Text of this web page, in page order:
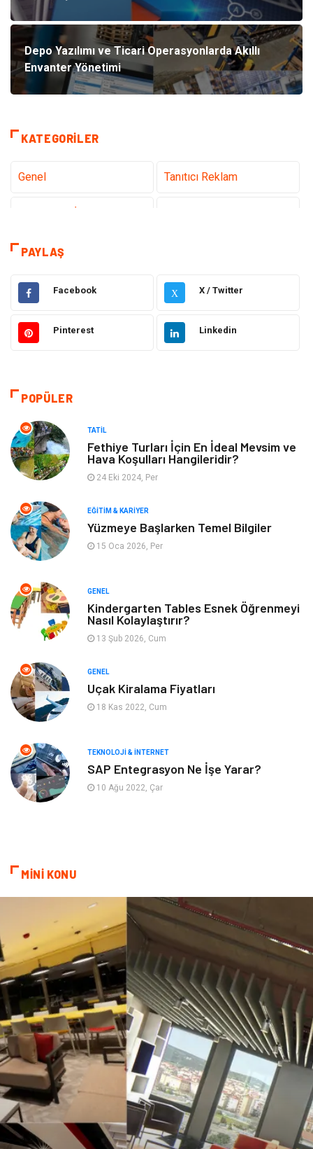
Depo Yazılımı ve Ticari Operasyonlarda Akıllı
Envanter Yönetimi
KATEGORILER
Genel Tanıtıcı Reklam
Eğitim & Kariyer
Hukuk Moda
Gündem Elektronik
Dekorasyon
Tatil
Alışveriş Gençlik & Eğlence
Genel Kültür
Metal Evlilik Rehberi
Yeme & İçme Anne & Çocuk
Ev İşleri Gayrimenkul
Organizasyon
Astroloji Aksesuar
Mobilya diş sağlığı
Bebek Giyim
Mermer
PAYLAŞ
Facebook X X / Twitter
Pinterest Linkedin
POPÜLER
TATIL
Fethiye Turları İçin En İdeal Mevsim ve
Hava Koşulları Hangileridir?
24 Eki 2024, Per
EĞITIM & KARIYER
Yüzmeye Başlarken Temel Bilgiler
15 Oca 2026, Per
GENEL
Kindergarten Tables Esnek Öğrenmeyi
Nasıl Kolaylaştırır?
13 Şub 2026, Cum
GENEL
Uçak Kiralama Fiyatları
18 Kas 2022, Cum
TEKNOLOJI & İNTERNET
SAP Entegrasyon Ne İşe Yarar?
10 Ağu 2022, Çar
MİNİ KONU